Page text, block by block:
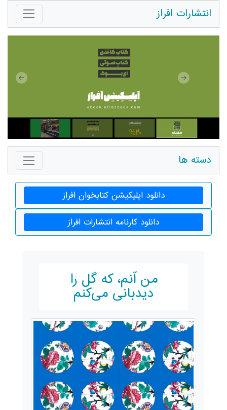
انتشارات افراز
دسته ها
دانلود اپلیکیشن کتابخوان افراز
دانلود کارنامه انتشارات افراز
من آنم، که گل را
دیدبانی می‌کنم